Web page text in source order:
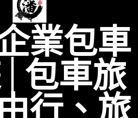
業包車
包車旅
行、旅